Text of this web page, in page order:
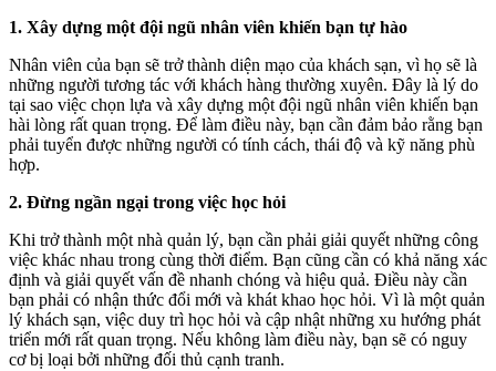
1. Xây dựng một đội ngũ nhân viên khiến bạn tự hào
Nhân viên của bạn sẽ trở thành diện mạo của khách sạn, vì họ sẽ là
những người tương tác với khách hàng thường xuyên. Đây là lý do
tại sao việc chọn lựa và xây dựng một đội ngũ nhân viên khiến bạn
hài lòng rất quan trọng. Để làm điều này, bạn cần đảm bảo rằng bạn
phải tuyển được những người có tính cách, thái độ và kỹ năng phù
hợp.
2. Đừng ngần ngại trong việc học hỏi
Khi trở thành một nhà quản lý, bạn cần phải giải quyết những công
việc khác nhau trong cùng thời điểm. Bạn cũng cần có khả năng xác
định và giải quyết vấn đề nhanh chóng và hiệu quả. Điều này cần
bạn phải có nhận thức đổi mới và khát khao học hỏi. Vì là một quản
lý khách sạn, việc duy trì học hỏi và cập nhật những xu hướng phát
triển mới rất quan trọng. Nếu không làm điều này, bạn sẽ có nguy
cơ bị loại bởi những đối thủ cạnh tranh.